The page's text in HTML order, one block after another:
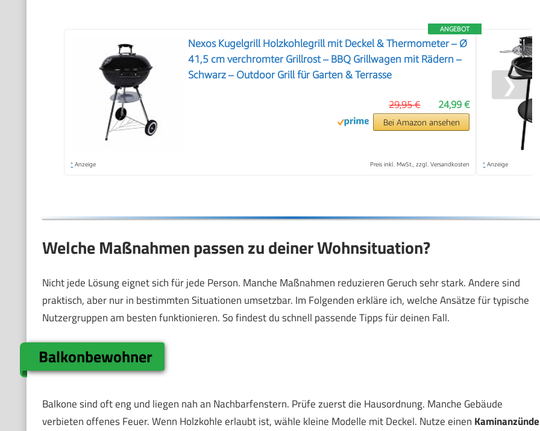
ANGEBOT
Nexos Kugelgrill Holzkohlegrill mit Deckel & Thermometer – Ø
41,5 cm verchromter Grillrost – BBQ Grillwagen mit Rädern –
Schwarz – Outdoor Grill für Garten & Terrasse
24,99 €
29,95 €
Bei Amazon ansehen
* Anzeige Preis inkl. MwSt., zzgl. Versandkosten * Anzeige
❯
Welche Maßnahmen passen zu deiner Wohnsituation?
Nicht jede Lösung eignet sich für jede Person. Manche Maßnahmen reduzieren Geruch sehr stark. Andere sind
praktisch, aber nur in bestimmten Situationen umsetzbar. Im Folgenden erkläre ich, welche Ansätze für typische
Nutzergruppen am besten funktionieren. So findest du schnell passende Tipps für deinen Fall.
Balkonbewohner
Balkone sind oft eng und liegen nah an Nachbarfenstern. Prüfe zuerst die Hausordnung. Manche Gebäude
verbieten offenes Feuer. Wenn Holzkohle erlaubt ist, wähle kleine Modelle mit Deckel. Nutze einen